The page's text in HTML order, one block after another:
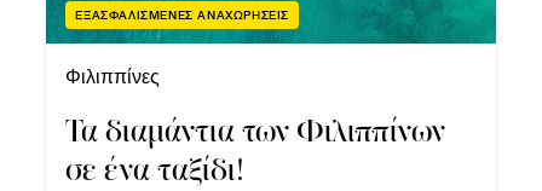
ΕΞΑΣΦΑΛΙΣΜΕΝΕΣ ΑΝΑΧΩΡΗΣΕΙΣ
Φιλιππίνες
Τα διαμάντια των Φιλιππίνων
σε ένα ταξίδι!